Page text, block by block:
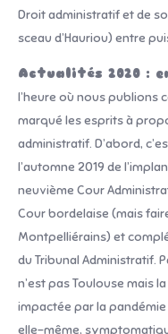
Droit administratif et de
sceau d’Hauriou) entre
Actualités 2020 :
l’heure où nous publions
marqué les esprits à
administratif. D’abord,
l’automne 2019 de
neuvième Cour
Cour bordelaise (mais
Montpelliérains) et
du Tribunal Administratif.
n’est pas Toulouse mais
impactée par la
elle-même,